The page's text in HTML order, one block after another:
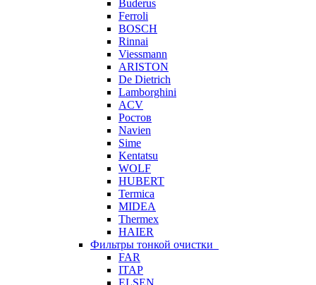
Buderus
Ferroli
BOSCH
Rinnai
Viessmann
ARISTON
De Dietrich
Lamborghini
ACV
Ростов
Navien
Sime
Kentatsu
WOLF
HUBERT
Termica
MIDEA
Thermex
HAIER
Фильтры тонкой очистки
FAR
ITAP
ELSEN